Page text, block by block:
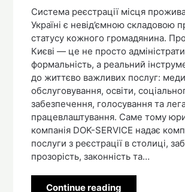
Система реєстрації місця
Україні є невід’ємною складовою
статусу кожного громадянина.
Києві — це не просто
формальність, а реальний
до життєво важливих послуг:
обслуговування, освіти,
забезпечення, голосування та
працевлаштування. Саме тому
компанія DOK-SERVICE надає
послуги з реєстрації в столиці,
прозорість, законність та…
Continue reading